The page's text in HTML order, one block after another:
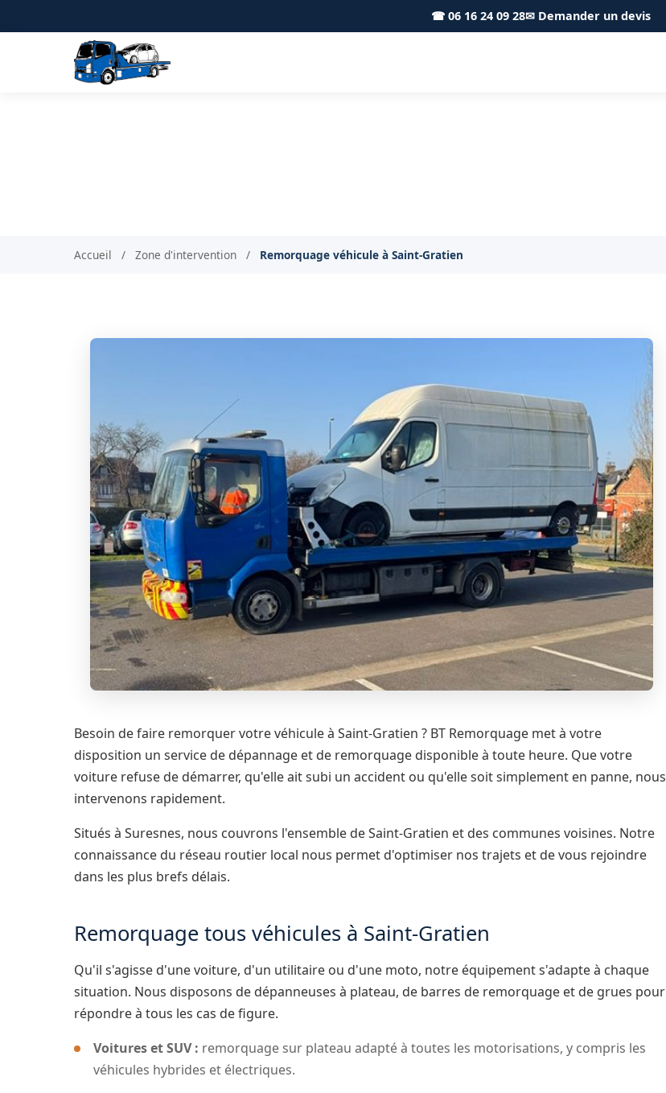
☎ 06 16 24 09 28✉ Demander un devis
Accueil / Zone d'intervention / Remorquage véhicule à Saint-Gratien
Besoin de faire remorquer votre véhicule à Saint-Gratien ? BT Remorquage met à votre
disposition un service de dépannage et de remorquage disponible à toute heure. Que votre
voiture refuse de démarrer, qu'elle ait subi un accident ou qu'elle soit simplement en panne, nous
intervenons rapidement.
Situés à Suresnes, nous couvrons l'ensemble de Saint-Gratien et des communes voisines. Notre
connaissance du réseau routier local nous permet d'optimiser nos trajets et de vous rejoindre
dans les plus brefs délais.
Remorquage tous véhicules à Saint-Gratien
Qu'il s'agisse d'une voiture, d'un utilitaire ou d'une moto, notre équipement s'adapte à chaque
situation. Nous disposons de dépanneuses à plateau, de barres de remorquage et de grues pour
répondre à tous les cas de figure.
Voitures et SUV : remorquage sur plateau adapté à toutes les motorisations, y compris les
véhicules hybrides et électriques.